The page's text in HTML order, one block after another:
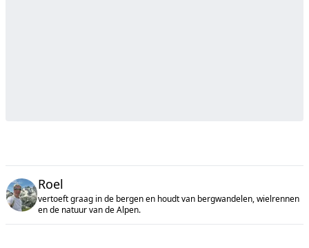
Roel
vertoeft graag in de bergen en houdt van bergwandelen, wielrennen
en de natuur van de Alpen.